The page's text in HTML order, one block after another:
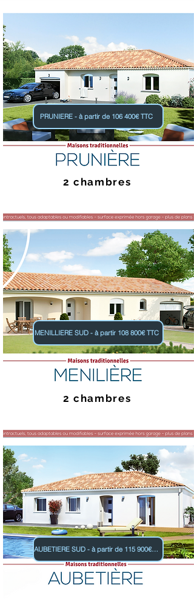
PRUNIERE - à partir de 106 400€ TTC
2 chambres
MENILLIERE SUD - à partir 108 800€ TTC
2 chambres
AUBETIERE SUD - à partir de 115 900€ TTC